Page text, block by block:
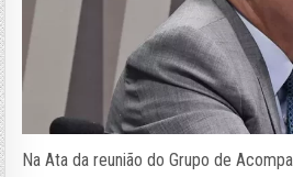
Na Ata da reunião do Grupo de